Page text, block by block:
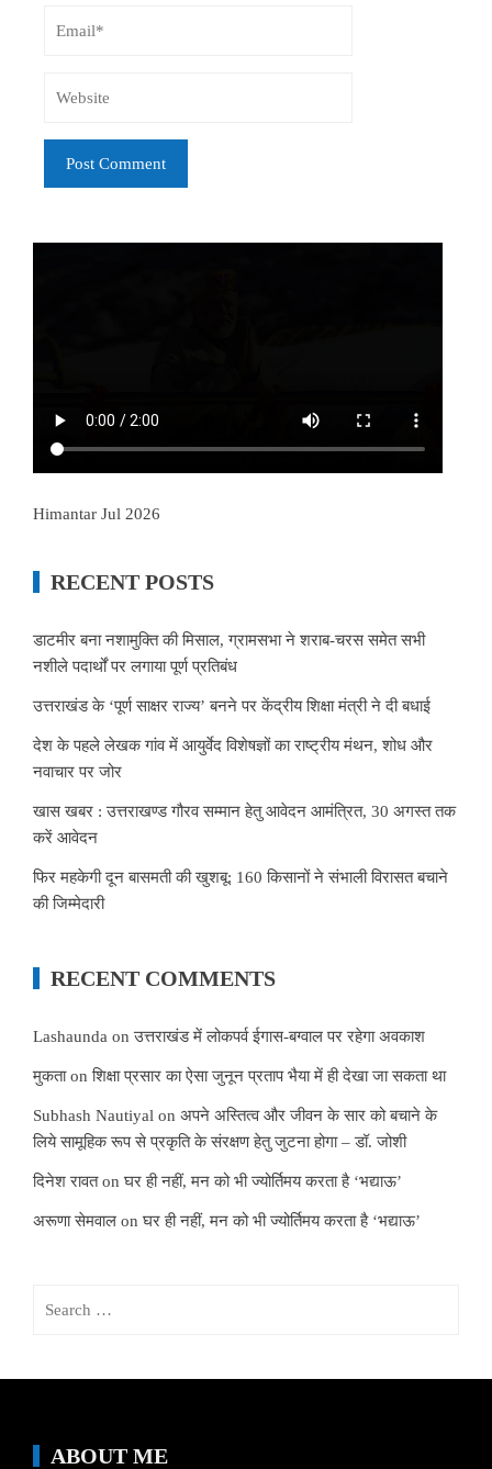
Himantar Jul 2026
RECENT POSTS
डाटमीर बना नशामुक्ति की मिसाल, ग्रामसभा ने शराब-चरस समेत सभी
नशीले पदार्थों पर लगाया पूर्ण प्रतिबंध
उत्तराखंड के ‘पूर्ण साक्षर राज्य’ बनने पर केंद्रीय शिक्षा मंत्री ने दी बधाई
देश के पहले लेखक गांव में आयुर्वेद विशेषज्ञों का राष्ट्रीय मंथन, शोध और
नवाचार पर जोर
खास खबर : उत्तराखण्ड गौरव सम्मान हेतु आवेदन आमंत्रित, 30 अगस्त तक
करें आवेदन
फिर महकेगी दून बासमती की खुशबू: 160 किसानों ने संभाली विरासत बचाने
की जिम्मेदारी
RECENT COMMENTS
Lashaunda onउत्तराखंड में लोकपर्व ईगास-बग्वाल पर रहेगा अवकाश
मुकताonशिक्षा प्रसार का ऐसा जुनून प्रताप भैया में ही देखा जा सकता था
Subhash Nautiyal on अपने अस्तित्व और जीवन के सार को बचाने के
लिये सामूहिक रूप से प्रकृति के संरक्षण हेतु जुटना होगा – डॉ. जोशी
दिनेश रावतonघर ही नहीं, मन को भी ज्योर्तिमय करता है ‘भद्याऊ’
अरूणा सेमवाल onघर ही नहीं, मन को भी ज्योर्तिमय करता है ‘भद्याऊ’
ABOUT ME